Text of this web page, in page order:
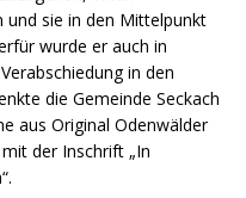
und sie in den Mittelpunkt
wurde er auch in
in den
die Gemeinde Seckach
aus Original Odenwälder
der Inschrift „In